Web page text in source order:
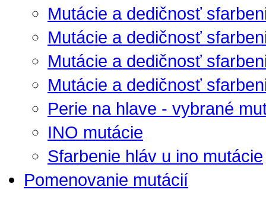
Mutácie a dedičnosť
Mutácie a dedičnosť
Mutácie a dedičnosť
Mutácie a dedičnosť
Perie na hlave - vybrané
INO mutácie
Sfarbenie hláv u ino mutácie
Pomenovanie mutácií